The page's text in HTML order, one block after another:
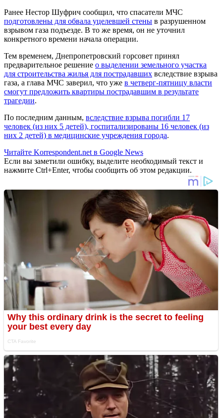
Ранее Нестор Шуфрич сообщил, что спасатели МЧС
подготовлены для обвала уцелевшей стены в разрушенном
взрывом газа подъезде. В то же время, он не уточнил
конкретного времени начала операции.
Тем временем, Днепропетровский горсовет принял
предварительное решение о выделении земельного участка
для строительства жилья для пострадавших вследствие взрыва
газа, а глава МЧС заверил, что уже в четверг-пятницу власти
смогут предложить квартиры пострадавшим в результате
трагедии.
По последним данным, вследствие взрыва погибли 17
человек (из них 5 детей), госпитализированы 16 человек (из
них 2 детей) в медицинские учреждения города.
Читайте Korrespondent.net в Google News
Если вы заметили ошибку, выделите необходимый текст и
нажмите Ctrl+Enter, чтобы сообщить об этом редакции.